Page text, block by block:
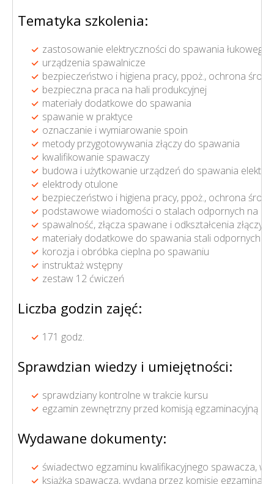
Tematyka szkolenia:
zastosowanie elektryczności do spawania łukowego
urządzenia spawalnicze
bezpieczeństwo i higiena pracy, ppoż., ochrona
bezpieczna praca na hali produkcyjnej
materiały dodatkowe do spawania
spawanie w praktyce
oznaczanie i wymiarowanie spoin
metody przygotowywania złączy do spawania
kwalifikowanie spawaczy
budowa i użytkowanie urządzeń do spawania
elektrody otulone
bezpieczeństwo i higiena pracy, ppoż., ochrona
podstawowe wiadomości o stalach odpornych na
spawalność, złącza spawane i odkształcenia złączy
materiały dodatkowe do spawania stali odpornych
korozja i obróbka cieplna po spawaniu
instruktaż wstępny
zestaw 12 ćwiczeń
Liczba godzin zajęć:
171 godz.
Sprawdzian wiedzy i umiejętności:
sprawdziany kontrolne w trakcie kursu
egzamin zewnętrzny przed komisją egzaminacyjną
Wydawane dokumenty:
świadectwo egzaminu kwalifikacyjnego spawacza,
książka spawacza, wydana przez komisję